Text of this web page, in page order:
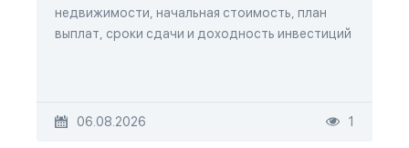
недвижимости, начальная стоимость, план
выплат, сроки сдачи и доходность инвестиций
06.08.2026 1